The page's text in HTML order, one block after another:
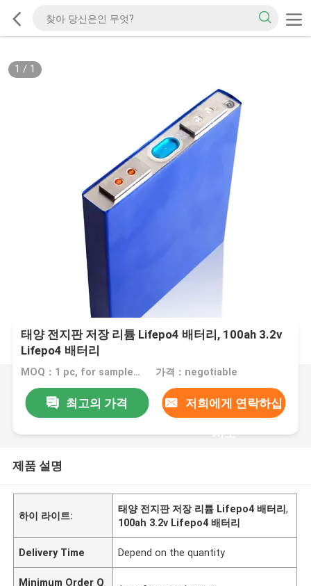
1 / 1
태양 전지판 저장 리튬 Lifepo4 배터리, 100ah 3.2v
Lifepo4 배터리
MOQ：1 pc, for sample test 가격：negotiable
최고의 가격 저희에게 연락하십
시오
제품 설명
하이 라이트:
태양 전지판 저장 리튬 Lifepo4 배터리,
100ah 3.2v Lifepo4 배터리
Delivery Time Depend on the quantity
Minimum Order Q